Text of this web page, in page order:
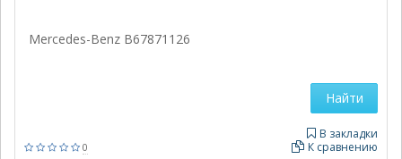
Mercedes-Benz B67871126
0
В закладки
К сравнению
Найти